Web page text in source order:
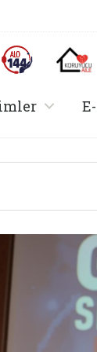
(yeni sekmede açılır)
Alo 144 (yeni
içerir, alt